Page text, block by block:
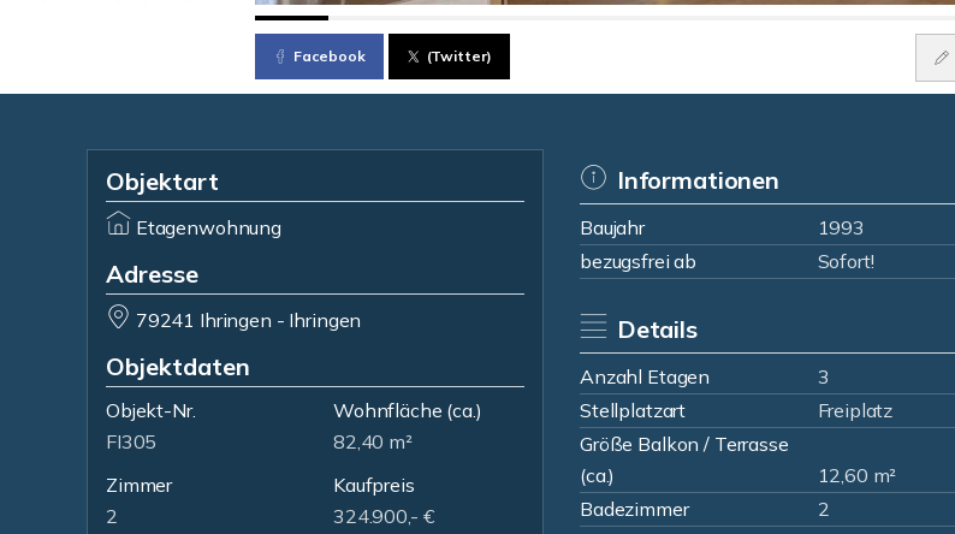
Facebook (Twitter)
Objektart
Etagenwohnung
Adresse
79241 Ihringen - Ihringen
Objektdaten
Objekt-Nr.
FI305
Wohnfläche (ca.)
82,40 m²
Zimmer
2
Kaufpreis
324.900,- €
Informationen
Baujahr 1993
bezugsfrei ab
Sofort!
Details
Anzahl Etagen 3
Stellplatzart
Freiplatz
Größe Balkon / Terrasse
(ca.)
12,60 m²
Badezimmer
2